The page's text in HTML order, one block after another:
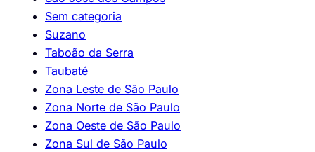
Sem categoria
Suzano
Taboão da Serra
Taubaté
Zona Leste de São Paulo
Zona Norte de São Paulo
Zona Oeste de São Paulo
Zona Sul de São Paulo